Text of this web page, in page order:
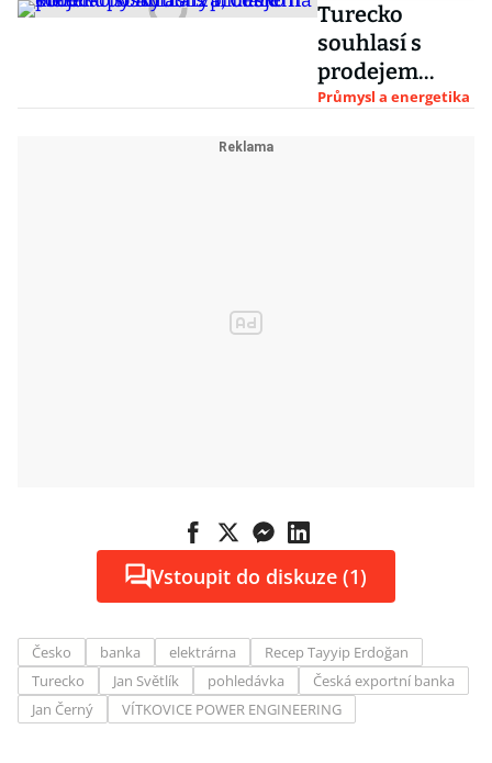
Turecko
souhlasí s
prodejem
elektrárny
Průmysl a energetika
Vstoupit do diskuze (1)
Česko banka elektrárna
Recep Tayyip Erdoğan
Turecko
Jan Světlík pohledávka
Česká exportní banka
Jan Černý
VÍTKOVICE POWER ENGINEERING